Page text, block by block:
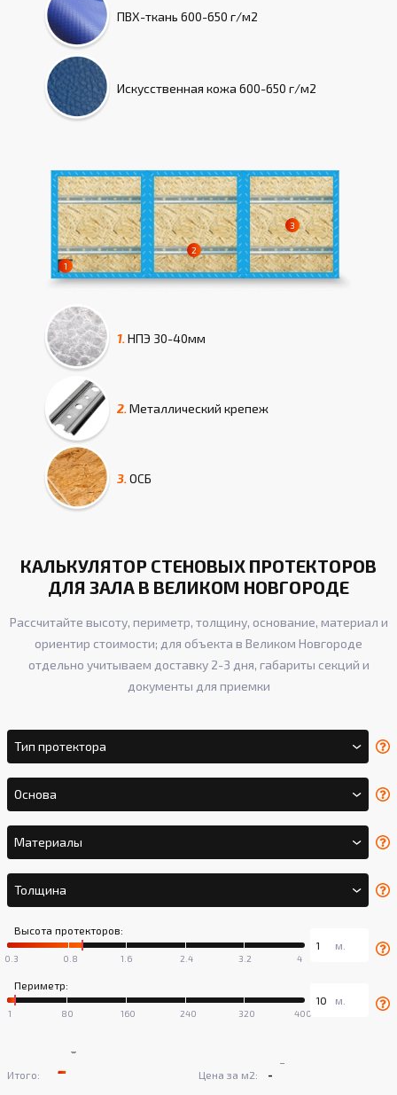
ПВХ-ткань 600-650 г/м2
Искусcтвенная кожа 600-650 г/м2
1.НПЭ 30-40мм
2.Металлический крепеж
3.ОСБ
КАЛЬКУЛЯТОР СТЕНОВЫХ ПРОТЕКТОРОВ
ДЛЯ ЗАЛА В ВЕЛИКОМ НОВГОРОДЕ
Рассчитайте высоту, периметр, толщину, основание, материал и
ориентир стоимости; для объекта в Великом Новгороде
отдельно учитываем доставку 2-3 дня, габариты секций и
документы для приемки
Тип протектора
Основа
Материалы
Толщина
Высота протекторов:
Периметр:
Итого: -
-
Цена за м2: -
-